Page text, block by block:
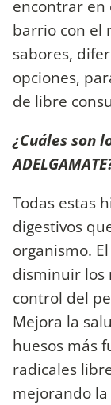
encontrar en
barrio con el
sabores,
opciones,
de libre
¿Cuáles son
Todas estas
digestivos
organismo.
disminuir los
control del
Mejora la
huesos más
radicales
mejorando